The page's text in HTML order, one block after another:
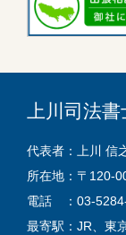
上川司法
代表者：上川 信
所在地：〒120-
電話 ：03-
最寄駅：JR、東